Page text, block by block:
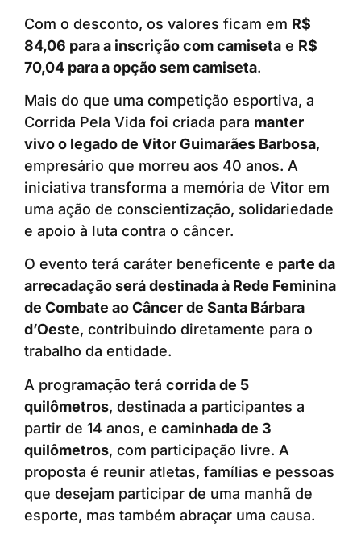
Com o desconto, os valores ficam em R$
84,06 para a inscrição com camiseta e R$
70,04 para a opção sem camiseta.
Mais do que uma competição esportiva, a
Corrida Pela Vida foi criada para manter
vivo o legado de Vitor Guimarães Barbosa,
empresário que morreu aos 40 anos. A
iniciativa transforma a memória de Vitor em
uma ação de conscientização, solidariedade
e apoio à luta contra o câncer.
O evento terá caráter beneficente e parte da
arrecadação será destinada à Rede Feminina
de Combate ao Câncer de Santa Bárbara
d’Oeste, contribuindo diretamente para o
trabalho da entidade.
A programação terá corrida de 5
quilômetros, destinada a participantes a
partir de 14 anos, e caminhada de 3
quilômetros, com participação livre. A
proposta é reunir atletas, famílias e pessoas
que desejam participar de uma manhã de
esporte, mas também abraçar uma causa.